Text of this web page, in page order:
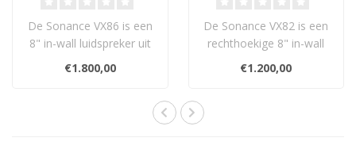
De Sonance VX86 is een
8" in-wall luidspreker uit
de Visual Experience
Series me..
€1.800,00
De Sonance VX82 is een
rechthoekige 8" in-wall
luidspreker uit de Visual
Experie..
€1.200,00